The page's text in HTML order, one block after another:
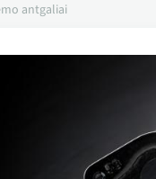
antgaliai